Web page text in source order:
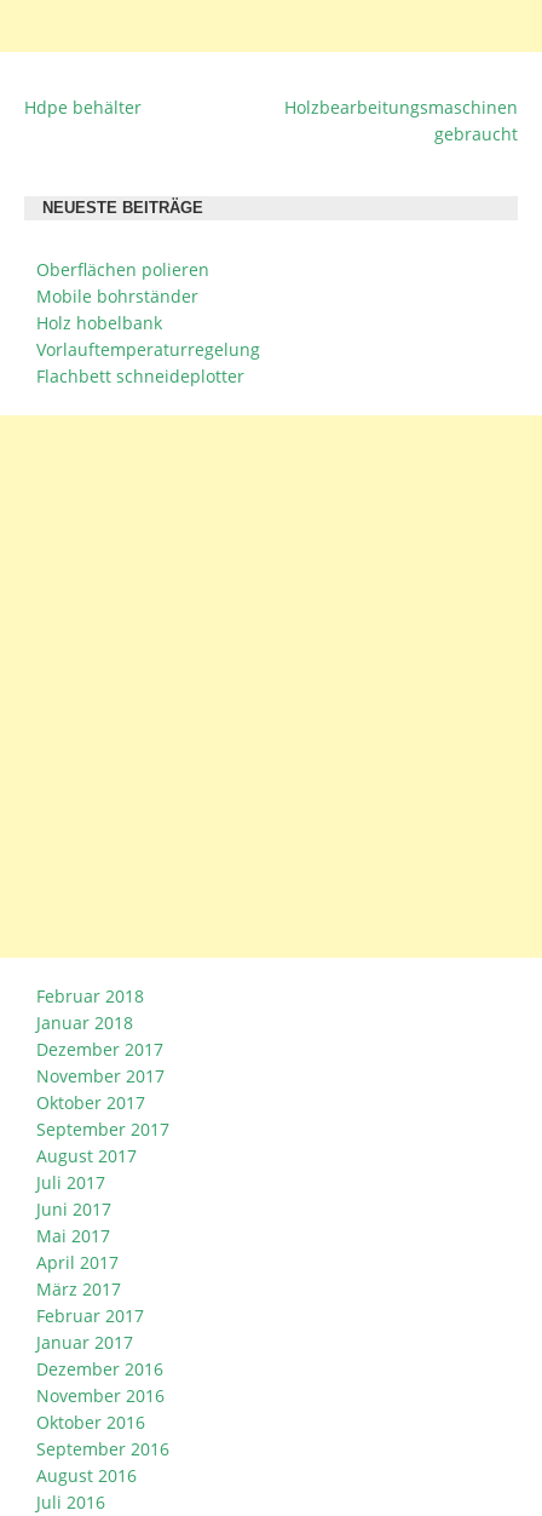
BEITRAGSNAVIGATION
Hdpe behälter
Holzbearbeitungsmaschinen
gebraucht
NEUESTE BEITRÄGE
Oberflächen polieren
Mobile bohrständer
Holz hobelbank
Vorlauftemperaturregelung
Flachbett schneideplotter
Februar 2018
Januar 2018
Dezember 2017
November 2017
Oktober 2017
September 2017
August 2017
Juli 2017
Juni 2017
Mai 2017
April 2017
März 2017
Februar 2017
Januar 2017
Dezember 2016
November 2016
Oktober 2016
September 2016
August 2016
Juli 2016